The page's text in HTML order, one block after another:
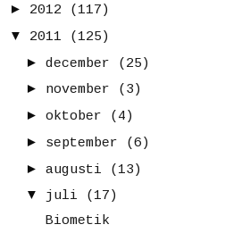
► 2012
(117)
▼
2011
(125)
► december
(25)
► november
(3)
► oktober
(4)
► september
(6)
► augusti
(13)
▼
juli
(17)
Biometik